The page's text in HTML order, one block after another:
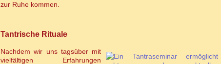
zur Ruhe kommen.
Tantrische Rituale
Nachdem wir uns tagsüber mit
vielfältigen Erfahrungen